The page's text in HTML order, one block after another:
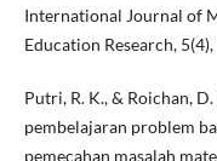
International Journal of
Education Research,
Putri, R. K., & Roichan,
pembelajaran problem
pemecahan masalah